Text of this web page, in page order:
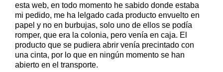
esta web, en todo momento he sabido donde estaba
mi pedido, me ha lelgado cada producto envuelto en
papel y no en burbujas, solo uno de ellos se podía
romper, que era la colonia, pero venía en caja. El
producto que se pudiera abrir venía precintado con
una cinta, por lo que en ningún momento se han
abierto en el transporte.